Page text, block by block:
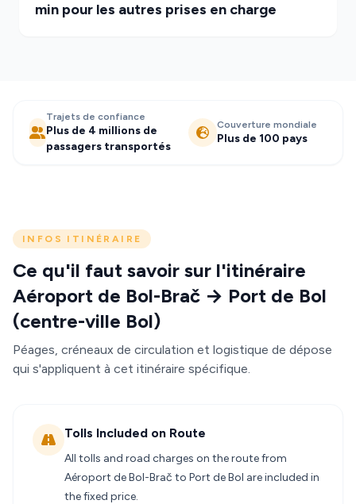
min pour les autres prises en charge
Trajets de confiance
Plus de 4 millions de
passagers transportés
Couverture mondiale
Plus de 100 pays
INFOS ITINÉRAIRE
Ce qu'il faut savoir sur l'itinéraire
Aéroport de Bol-Brač → Port de Bol
(centre-ville Bol)
Péages, créneaux de circulation et logistique de dépose
qui s'appliquent à cet itinéraire spécifique.
Tolls Included on Route
All tolls and road charges on the route from
Aéroport de Bol-Brač to Port de Bol are included in
the fixed price.